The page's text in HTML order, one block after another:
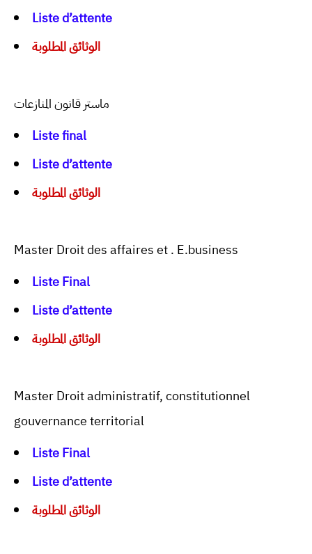
Liste d’attente
الوثائق المطلوبة
ماستر قانون المنازعات
Liste final
Liste d’attente
الوثائق المطلوبة
Master Droit des affaires et . E.business
Liste Final
Liste d’attente
الوثائق المطلوبة
Master Droit administratif, constitutionnel
gouvernance territorial
Liste Final
Liste d’attente
الوثائق المطلوبة